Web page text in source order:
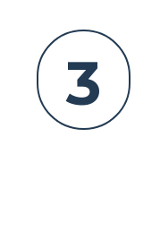
3